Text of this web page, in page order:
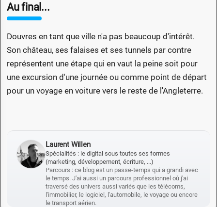
Au final...
Douvres en tant que ville n'a pas beaucoup d'intérêt.
Son château, ses falaises et ses tunnels par contre
représentent une étape qui en vaut la peine soit pour
une excursion d'une journée ou comme point de départ
pour un voyage en voiture vers le reste de l'Angleterre.
Laurent Willen
Spécialités : le digital sous toutes ses formes
(marketing, développement, écriture, ...)
Parcours : ce blog est un passe-temps qui a grandi avec
le temps. J'ai aussi un parcours professionnel où j'ai
traversé des univers aussi variés que les télécoms,
l'immobilier, le logiciel, l'automobile, le voyage ou encore
le transport aérien.